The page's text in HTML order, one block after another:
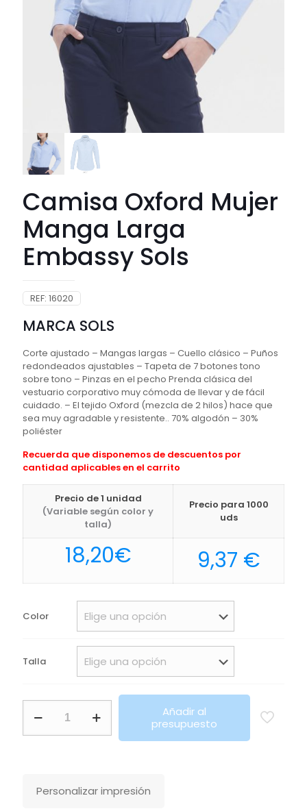
Camisa Oxford Mujer
Manga Larga
Embassy Sols
REF: 16020
MARCA SOLS
Corte ajustado – Mangas largas – Cuello clásico – Puños
redondeados ajustables – Tapeta de 7 botones tono
sobre tono – Pinzas en el pecho Prenda clásica del
vestuario corporativo muy cómoda de llevar y de fácil
cuidado. – El tejido Oxford (mezcla de 2 hilos) hace que
sea muy agradable y resistente.. 70% algodón – 30%
poliéster
Recuerda que disponemos de descuentos por
cantidad aplicables en el carrito
Precio de 1 unidad
(Variable según color y
talla)
Precio para 1000
uds
18,20€ 9,37 €
Color
Talla
Oxford
Mujer
cantidad
Añadir al
presupuesto
Personalizar impresión